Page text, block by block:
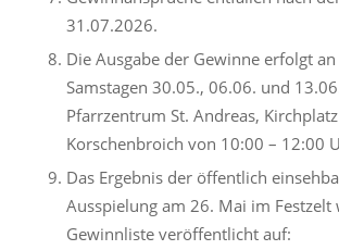
31.07.2026.
Die Ausgabe der Gewinne erfolgt
Samstagen 30.05., 06.06. und
Pfarrzentrum St. Andreas,
Korschenbroich von 10:00 – 12:00
Das Ergebnis der öffentlich
Ausspielung am 26. Mai im
Gewinnliste veröffentlicht auf: